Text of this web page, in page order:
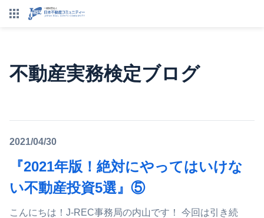
不動産実務検定ブログ
2021/04/30
『2021年版！絶対にやってはいけな
い不動産投資5選』⑤
こんにちは！J-REC事務局の内山です！ 今回は引き続